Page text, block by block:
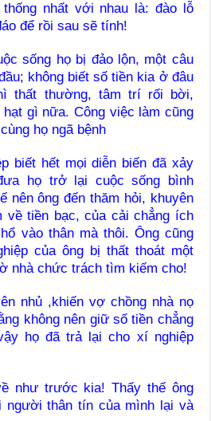
nhất với nhau là: đào lỗ
để rồi sau sẽ tính!
sống họ bị đảo lộn, một câu
không biết số tiền kia ở đâu
thất thường, tâm trí rối bời,
gì nữa. Công việc làm cũng
họ ngã bệnh
biết hết mọi diễn biến đã xảy
họ trở lại cuộc sống bình
nên ông đến thăm hỏi, khuyên
về tiền bạc, của cải chẳng ích
vào thân mà thôi. Ông cũng
của ông bị thất thoát một
nhà chức trách tìm kiếm cho!
nhủ ,khiến vợ chồng nhà nọ
không nên giữ số tiền chẳng
họ đã trả lại cho xí nghiệp
như trước kia! Thấy thế ông
người thân tín của mình lại và